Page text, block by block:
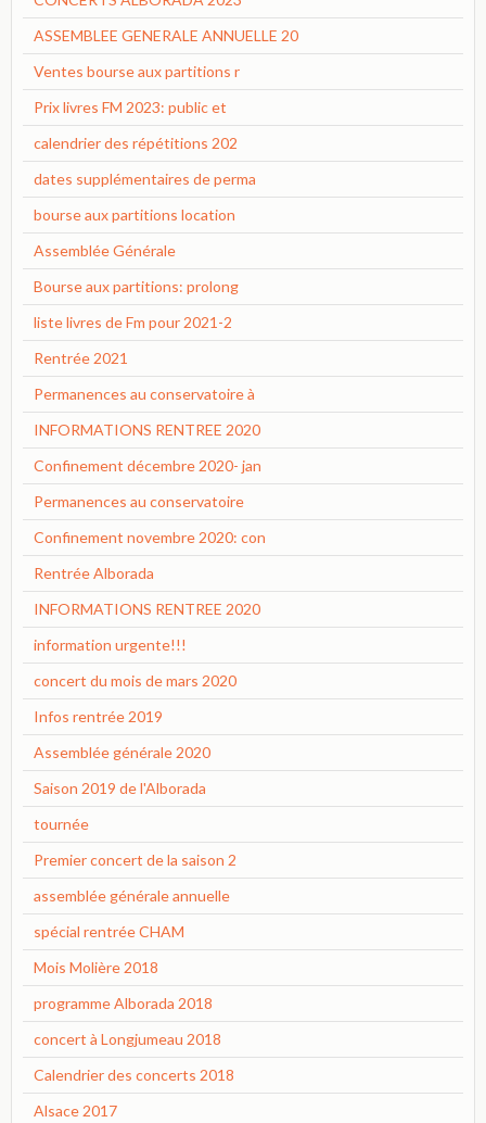
ASSEMBLEE GENERALE ANNUELLE 20
Ventes bourse aux partitions r
Prix livres FM 2023: public et
calendrier des répétitions 202
dates supplémentaires de perma
bourse aux partitions location
Assemblée Générale
Bourse aux partitions: prolong
liste livres de Fm pour 2021-2
Rentrée 2021
Permanences au conservatoire à
INFORMATIONS RENTREE 2020
Confinement décembre 2020- jan
Permanences au conservatoire
Confinement novembre 2020: con
Rentrée Alborada
INFORMATIONS RENTREE 2020
information urgente!!!
concert du mois de mars 2020
Infos rentrée 2019
Assemblée générale 2020
Saison 2019 de l'Alborada
tournée
Premier concert de la saison 2
assemblée générale annuelle
spécial rentrée CHAM
Mois Molière 2018
programme Alborada 2018
concert à Longjumeau 2018
Calendrier des concerts 2018
Alsace 2017